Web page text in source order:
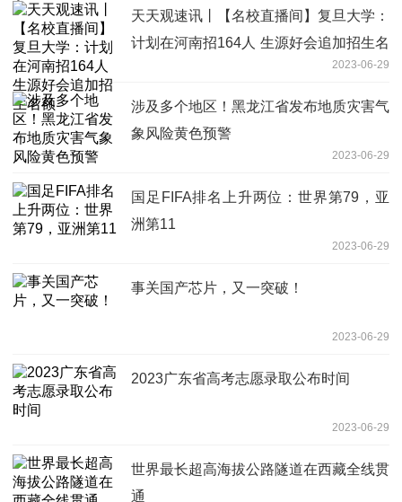
天天观速讯丨【名校直播间】复旦大学：
计划在河南招164人 生源好会追加招生名
2023-06-29
涉及多个地区！黑龙江省发布地质灾害气
象风险黄色预警
2023-06-29
国足FIFA排名上升两位：世界第79，亚
洲第11
2023-06-29
事关国产芯片，又一突破！
2023-06-29
2023广东省高考志愿录取公布时间
2023-06-29
世界最长超高海拔公路隧道在西藏全线贯
通